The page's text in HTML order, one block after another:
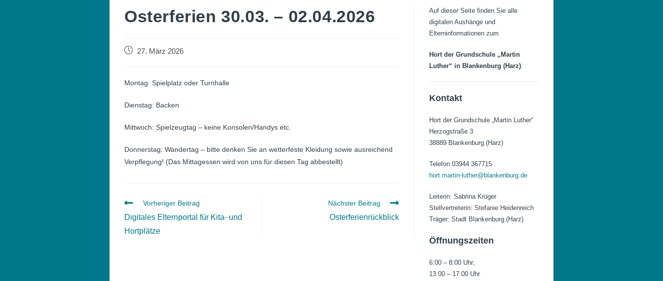
Osterferien 30.03. – 02.04.2026
Beitrag27. März 2026
Montag: Spielplatz oder Turnhalle
Dienstag: Backen
Mittwoch: Spielzeugtag – keine Konsolen/Handys etc.
Donnerstag: Wandertag – bitte denken Sie an wetterfeste Kleidung sowie ausreichend
Verpflegung! (Das Mittagessen wird von uns für diesen Tag abbestellt)
Weitere
ansehen
Vorheriger Beitrag
Digitales Elternportal für Kita- und
Hortplätze
Nächster Beitrag
Osterferienrückblick
Auf dieser Seite finden Sie alle
digitalen Aushänge und
Elterninformationen zum
Hort der Grundschule „Martin
Luther“ in Blankenburg (Harz).
Kontakt
Hort der Grundschule „Martin Luther“
Herzogstraße 3
38889 Blankenburg (Harz)
Telefon 03944 367715
hort.martin-luther@blankenburg.de
Leiterin: Sabrina Krüger
Stellvertreterin: Stefanie Heidenreich
Träger: Stadt Blankenburg (Harz)
Öffnungszeiten
6:00 – 8:00 Uhr;
13:00 – 17:00 Uhr